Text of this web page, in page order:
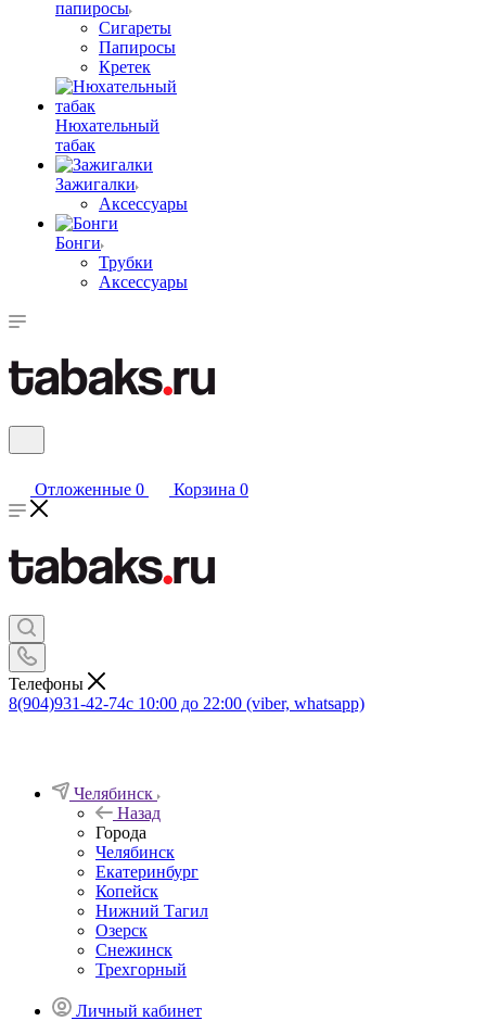
папиросы
Сигареты
Папиросы
Кретек
Нюхательный
табак
Зажигалки
Аксессуары
Бонги
Трубки
Аксессуары
Отложенные 0 Корзина 0
Телефоны
8(904)931-42-74с 10:00 до 22:00 (viber, whatsapp)
Челябинск
Назад
Города
Челябинск
Екатеринбург
Копейск
Нижний Тагил
Озерск
Снежинск
Трехгорный
Личный кабинет